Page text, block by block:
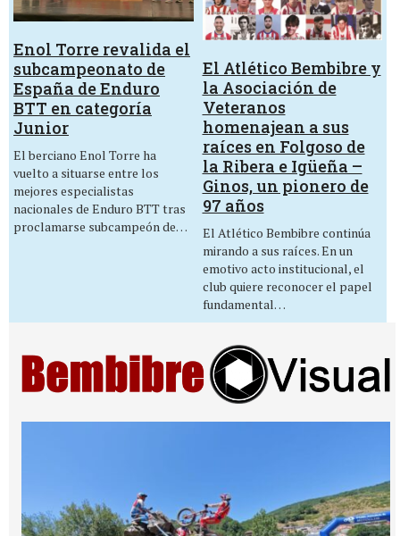
Enol Torre revalida el
subcampeonato de
España de Enduro
BTT en categoría
Junior
El berciano Enol Torre ha
vuelto a situarse entre los
mejores especialistas
nacionales de Enduro BTT tras
proclamarse subcampeón de…
El Atlético Bembibre y
la Asociación de
Veteranos
homenajean a sus
raíces en Folgoso de
la Ribera e Igüeña –
Ginos, un pionero de
97 años
El Atlético Bembibre continúa
mirando a sus raíces. En un
emotivo acto institucional, el
club quiere reconocer el papel
fundamental…